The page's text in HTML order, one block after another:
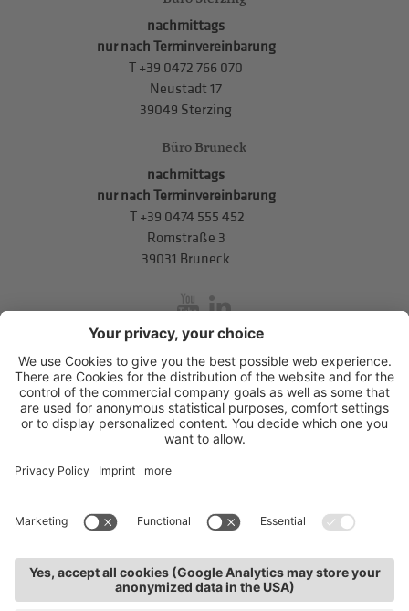
nachmittags
nur nach Terminvereinbarung
T +39 0472 766 070
Neustadt 17
39049 Sterzing
Büro Bruneck
nachmittags
nur nach Terminvereinbarung
T +39 0474 555 452
Romstraße 3
39031 Bruneck
inService
Mitterweg 5, Bozner Boden,I-39100Bozen.T+39 0471 310
311. info@hds-bz.it
Impressum
Datenschutzerklärung